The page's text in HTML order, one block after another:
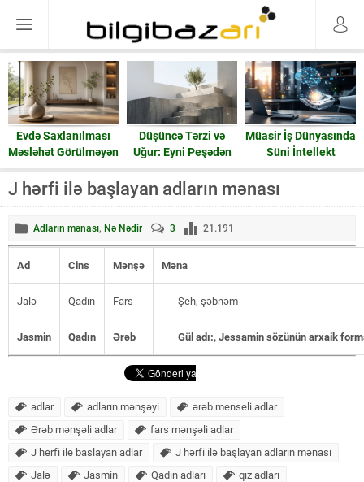
Evdə Saxlanılması
Məsləhət Görülməyən
15 Əşya: Enerji və
Ruzi
Düşüncə Tərzi və
Uğur: Eyni Peşədən
Fərqli Nəticələrə
Gedən Yol
Müasir İş Dünyasında
Süni İntellekt
J hərfi ilə başlayan adların mənası
Adların mənası, Nə Nədir 3 21.191
Ad Cins Mənşə Məna
Jalə Qadın Fars Şeh, şəbnəm
Jasmin Qadın Ərəb Gül adı:, Jessamin sözünün arxaik
adlar adların mənşəyi
ərəb menseli adlar
Ərəb mənşəli adlar
fars mənşəli adlar
J herfi ile baslayan adlar
J hərfi ilə başlayan adların mənası
Jalə
Jasmin Qadın adları qız adları